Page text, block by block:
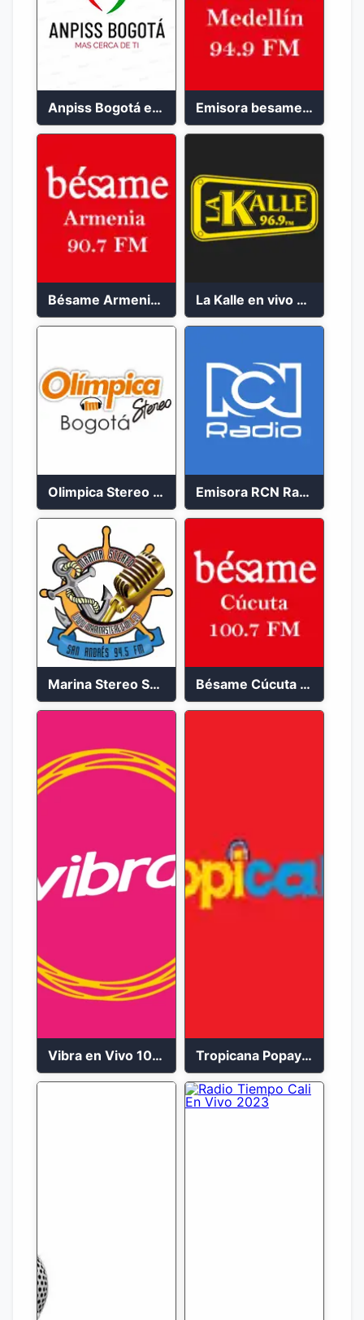
Anpiss Bogotá emisora 2023 Emisora besame medellín 2023
Bésame Armenia en vivo 2023 La Kalle en vivo 2023
Olimpica Stereo Bogotá 105.9 FM Vibrante Emisora RCN Radio 93.9 FM Bogotá
Marina Stereo San Andres 94.5 FM Bésame Cúcuta en vivo 2023
Vibra en Vivo 104.9 FM Bogotá Tropicana Popayán en vivo 106.1 FM